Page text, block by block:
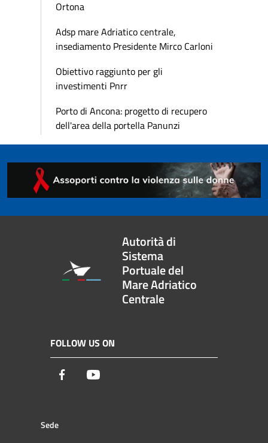
Ortona
Adsp mare Adriatico centrale,
insediamento Presidente Mirco Carloni
Obiettivo raggiunto per gli
investimenti Pnrr
Porto di Ancona: progetto di recupero
dell'area della portella Panunzi
Autorità di
Sistema
Portuale del
Mare Adriatico
Centrale
FOLLOW US ON
Facebook
Sede